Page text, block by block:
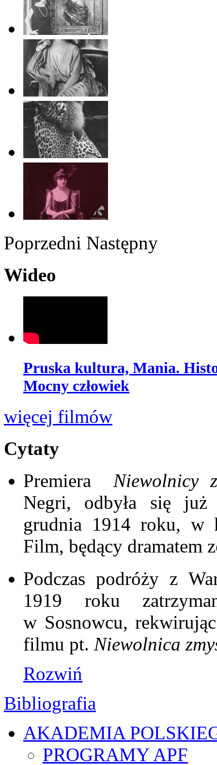
Poprzedni Następny
Wideo
Pruska kultura, Mania.
Mocny człowiek
więcej filmów
Cytaty
PremieraNiewolnicy
Negri, odbyła się
grudnia 1914 roku, w
Film, będący dramatem
Podczas podróży z
1919 roku
w Sosnowcu,
filmu pt. Niewolnica
Rozwiń
Bibliografia
AKADEMIA
PROGRAMY APF